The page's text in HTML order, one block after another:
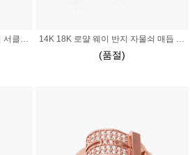
(품절)